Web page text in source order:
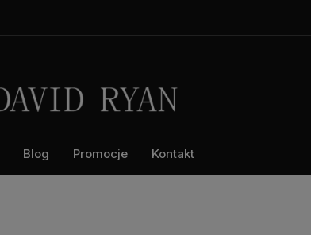
Blog Promocje Kontakt